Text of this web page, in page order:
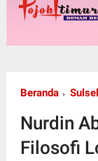
Beranda Sulsel
Nurdin
Filosofi